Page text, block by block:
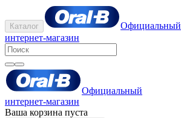
Каталог
Официальный
интернет-магазин
Официальный
интернет-магазин
Ваша корзина пуста